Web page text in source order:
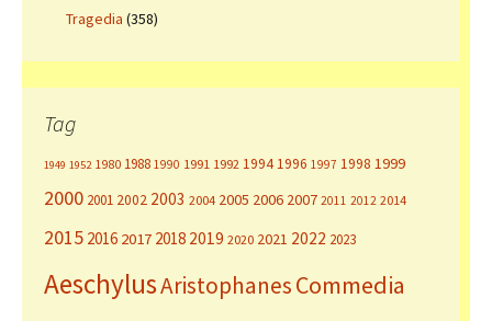
Tragedia (358)
Tag
1949 1952 1980 1988 1990 1991 1992 1994 1996 1997 1998 1999
2000 2001 2002 2003 2004 2005 2006 2007 2011 2012 2014
2015 2016 2017 2018 2019 2020 2021 2022 2023
AeschylusAristophanesCommedia